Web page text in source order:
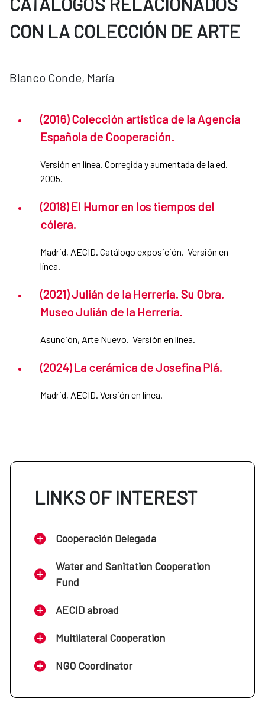
CON LA COLECCIÓN DE ARTE
Blanco Conde, María
(2016) Colección artística de la Agencia
Española de Cooperación.
Versión en línea. Corregida y aumentada de la ed.
2005.
(2018) El Humor en los tiempos del
cólera.
Madrid, AECID. Catálogo exposición. Versión en
línea.
(2021) Julián de la Herrería. Su Obra.
Museo Julián de la Herrería.
Asunción, Arte Nuevo. Versión en línea.
(2024) La cerámica de Josefina Plá.
Madrid, AECID. Versión en línea.
LINKS OF INTEREST
Cooperación Delegada
Water and Sanitation Cooperation
Fund
AECID abroad
Multilateral Cooperation
NGO Coordinator